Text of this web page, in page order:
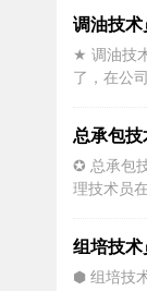
工作计划
求，以帮
制定果树
根据果树
调油技术
★ 调油技
了，在公
xxxx年年
真真，做
务，尽量
服从管理
总承包技
✪ 总承包
理技术员
这篇文章
容，以及
病理技术
组培技术
⬢ 组培技